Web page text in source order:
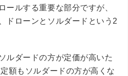
ールする重要な部分ですが、
ドローンとソルダードという2
ルダードの方が定価が高いた
額もソルダードの方が高くな